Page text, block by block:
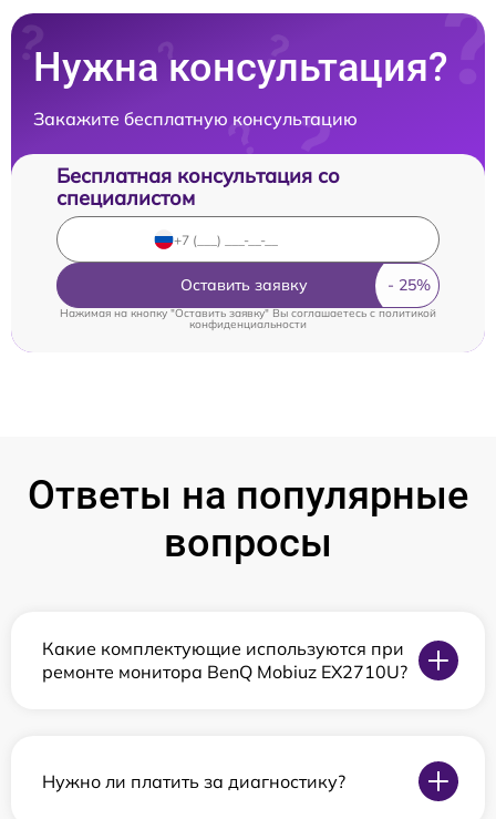
Нужна консультация?
Закажите бесплатную консультацию
Бесплатная консультация со
специалистом
Оставить заявку
Нажимая на кнопку "Оставить заявку" Вы соглашаетесь c политикой
конфиденциальности
Ответы на популярные
вопросы
Какие комплектующие используются при
ремонте монитора BenQ Mobiuz EX2710U?
Нужно ли платить за диагностику?